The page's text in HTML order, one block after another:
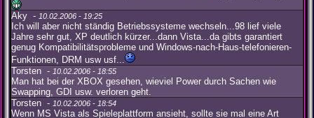
Aky - 10.02.2006 - 19:25
Ich will aber nicht ständig Betriebssysteme wechseln...98 lief viele
Jahre sehr gut, XP deutlich kürzer...dann Vista...da gibts garantiert
genug Kompatibilitätsprobleme und Windows-nach-Haus-telefonieren-
Funktionen, DRM usw usf...
Torsten - 10.02.2006 - 18:55
Man hat bei der XBOX gesehen, wieviel Power durch Sachen wie
Swapping, GDI usw. verloren geht.
Torsten - 10.02.2006 - 18:54
Wenn MS Vista als Spieleplattform ansieht, sollte sie mal eine Art